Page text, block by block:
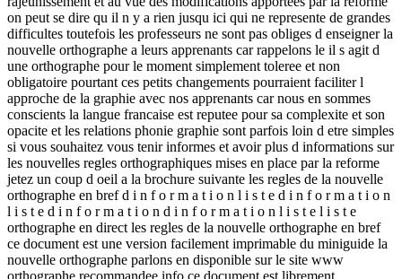
on peut se dire qu il n y a rien jusqu ici qui ne represente de grandes
difficultes toutefois les professeurs ne sont pas obliges d enseigner la
nouvelle orthographe a leurs apprenants car rappelons le il s agit d
une orthographe pour le moment simplement toleree et non
obligatoire pourtant ces petits changements pourraient faciliter l
approche de la graphie avec nos apprenants car nous en sommes
conscients la langue francaise est reputee pour sa complexite et son
opacite et les relations phonie graphie sont parfois loin d etre simples
si vous souhaitez vous tenir informes et avoir plus d informations sur
les nouvelles regles orthographiques mises en place par la reforme
jetez un coup d oeil a la brochure suivante les regles de la nouvelle
orthographe en bref d i n f o r m a t i o n l i s t e d i n f o r m a t i o n
l i s t e d i n f o r m a t i o n d i n f o r m a t i o n l i s t e l i s t e
orthographe en direct les regles de la nouvelle orthographe en bref
ce document est une version facilement imprimable du miniguide la
nouvelle orthographe parlons en disponible sur le site www
orthographe recommandee info ce document est librement